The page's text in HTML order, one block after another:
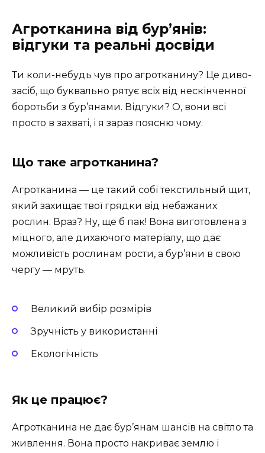
Агротканина від бур’янів:
відгуки та реальні досвіди
Ти коли-небудь чув про агротканину? Це диво-
засіб, що буквально рятує всіх від нескінченної
боротьби з бур’янами. Відгуки? О, вони всі
просто в захваті, і я зараз поясню чому.
Що таке агротканина?
Агротканина — це такий собі текстильный щит,
який захищає твої грядки від небажаних
рослин. Враз? Ну, ще б пак! Вона виготовлена з
міцного, але дихаючого матеріалу, що дає
можливість рослинам рости, а бур’яни в свою
чергу — мруть.
Великий вибір розмірів
Зручність у використанні
Екологічність
Як це працює?
Агротканина не дає бур’янам шансів на світло та
живлення. Вона просто накриває землю і